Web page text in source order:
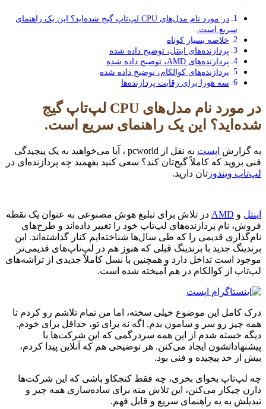
در مورد نام مدل‌های CPU لپ‌تاپ گیج شده‌اید؟ این یک راهنمای
سریع است.
خلاصه بسیار کوتاه
پردازنده‌های اینتل، توضیح داده شده
پردازنده‌های AMD، توضیح داده شده
پردازنده‌های کوالکام، توضیح داده شده
سه هورا برای رقابت پردازنده‌ها
در مورد نام مدل‌های CPU لپ‌تاپ گیج
شده‌اید؟ این یک راهنمای سریع است.
به گزارش اپست
به نقل از pcworld ، آیا می‌خواهید به یک پیچیدگی
فنی بروید که کاملاً گیج‌تان کند؟ سعی کنید بفهمید چه پردازنده‌ای در
لپ‌تاپ ویندوز تان دارید.
اینتل و AMD در تلاش برای تبلیغ هوش مصنوعی به عنوان یک نقطه
فروش، نام پردازنده‌های لپ‌تاپ خود را تغییر داده‌اند و طرح‌های
نام‌گذاری قدیمی را که طی سال‌ها شناخته‌ایم کنار گذاشته‌اند. این
برندینگ جدید با برندینگ قبلی که هنوز هم در لپ‌تاپ‌های قدیمی‌تر
موجود است تداخل دارد و همچنین با نسل کاملاً جدیدی از تراشه‌های
لپ‌تاپ از کوالکام در هم آمیخته شده است.
درک کامل این موضوع خیلی سخته، اما من تمام تلاشم رو کردم تا
همه چیز رو سر و سامون بدم. اگه نه برای تو، حداقل برای خودم.
دیگه خسته شدم از این همه سردرگمی که این شرکت‌ها با
پیشنهاداتشون ایجاد می‌کنن. هر توضیحی هم که آنلاین پیدا کردم،
بیش از حد پیچیده و فنی بود.
چه لپ‌تاپ بخوای بخری، چه فقط کنجکاو باشی که این شرکت‌ها
دارن چیکار می‌کنن، این تلاش منه برای ساده‌سازی همه چیز و
تبدیلش به یه راهنمای سریع و قابل فهم.